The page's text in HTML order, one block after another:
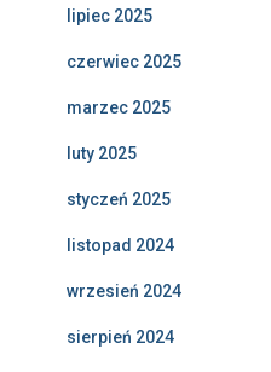
lipiec 2025
czerwiec 2025
marzec 2025
luty 2025
styczeń 2025
listopad 2024
wrzesień 2024
sierpień 2024